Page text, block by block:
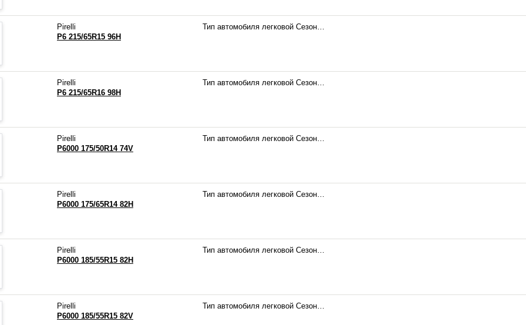
Pirelli
P6 215/65R15 96H
Тип автомобиля легковой Сезон…
Pirelli
P6 215/65R16 98H
Тип автомобиля легковой Сезон…
Pirelli
P6000 175/50R14 74V
Тип автомобиля легковой Сезон…
Pirelli
P6000 175/65R14 82H
Тип автомобиля легковой Сезон…
Pirelli
P6000 185/55R15 82H
Тип автомобиля легковой Сезон…
Pirelli
P6000 185/55R15 82V
Тип автомобиля легковой Сезон…